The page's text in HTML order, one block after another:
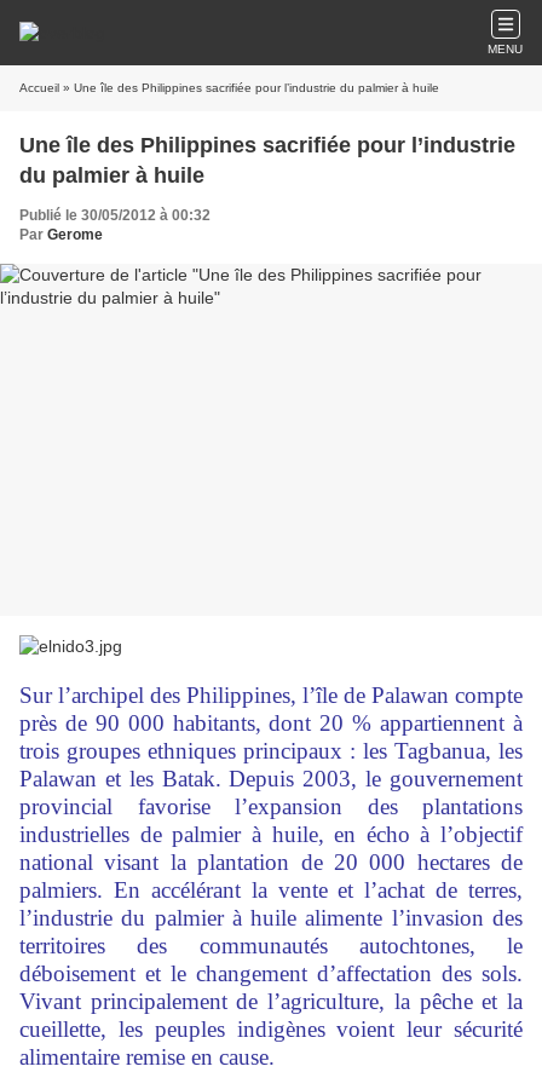
MENU
Accueil » Une île des Philippines sacrifiée pour l’industrie du palmier à huile
Une île des Philippines sacrifiée pour l’industrie
du palmier à huile
Publié le 30/05/2012 à 00:32
Par Gerome
Sur l’archipel des Philippines, l’île de Palawan compte
près de 90 000 habitants, dont 20 % appartiennent à
trois groupes ethniques principaux : les Tagbanua, les
Palawan et les Batak. Depuis 2003, le gouvernement
provincial favorise l’expansion des plantations
industrielles de palmier à huile, en écho à l’objectif
national visant la plantation de 20 000 hectares de
palmiers. En accélérant la vente et l’achat de terres,
l’industrie du palmier à huile alimente l’invasion des
territoires des communautés autochtones, le
déboisement et le changement d’affectation des sols.
Vivant principalement de l’agriculture, la pêche et la
cueillette, les peuples indigènes voient leur sécurité
alimentaire remise en cause.